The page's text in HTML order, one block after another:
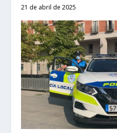
21 de abril de 2025